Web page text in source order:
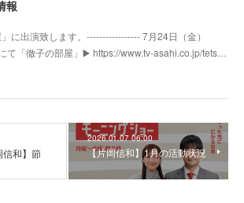
報
に出演致します。----------------- 7月24日（金）
て「徹子の部屋」▶️ https://www.tv-asahi.co.jp/tets…
信和】節
2026.01.07 06:00
【片岡信和】1月の活動状況